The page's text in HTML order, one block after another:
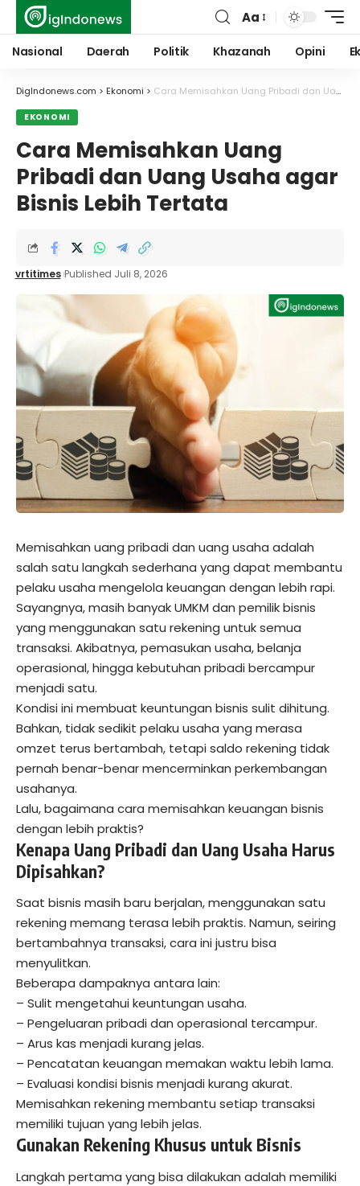
Font
Resizer
Aa
Nasional Daerah Politik Khazanah Opini
DigIndonews.com > Ekonomi > Cara Memisahkan Uang Pribadi dan Uang Usaha agar Bisnis Lebih Tertata
EKONOMI
Cara Memisahkan Uang
Pribadi dan Uang Usaha agar
Bisnis Lebih Tertata
vrtitimes Published Juli 8, 2026
Memisahkan uang pribadi dan uang usaha adalah
salah satu langkah sederhana yang dapat membantu
pelaku usaha mengelola keuangan dengan lebih rapi.
Sayangnya, masih banyak UMKM dan pemilik bisnis
yang menggunakan satu rekening untuk semua
transaksi. Akibatnya, pemasukan usaha, belanja
operasional, hingga kebutuhan pribadi bercampur
menjadi satu.
Kondisi ini membuat keuntungan bisnis sulit dihitung.
Bahkan, tidak sedikit pelaku usaha yang merasa
omzet terus bertambah, tetapi saldo rekening tidak
pernah benar-benar mencerminkan perkembangan
usahanya.
Lalu, bagaimana cara memisahkan keuangan bisnis
dengan lebih praktis?
Kenapa Uang Pribadi dan Uang Usaha Harus
Dipisahkan?
Saat bisnis masih baru berjalan, menggunakan satu
rekening memang terasa lebih praktis. Namun, seiring
bertambahnya transaksi, cara ini justru bisa
menyulitkan.
Beberapa dampaknya antara lain:
– Sulit mengetahui keuntungan usaha.
– Pengeluaran pribadi dan operasional tercampur.
– Arus kas menjadi kurang jelas.
– Pencatatan keuangan memakan waktu lebih lama.
– Evaluasi kondisi bisnis menjadi kurang akurat.
Memisahkan rekening membantu setiap transaksi
memiliki tujuan yang lebih jelas.
Gunakan Rekening Khusus untuk Bisnis
Langkah pertama yang bisa dilakukan adalah memiliki